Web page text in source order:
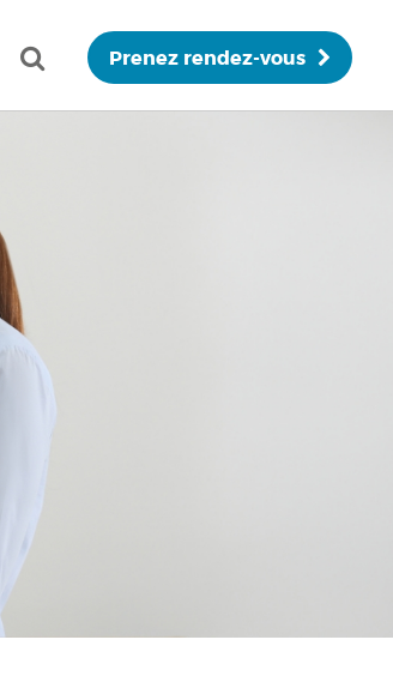
Prenez rendez-vous